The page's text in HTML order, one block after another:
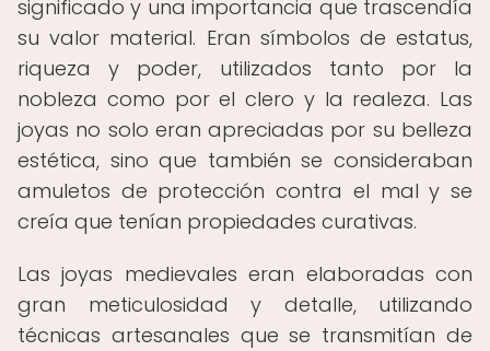
significado y una importancia que trascendía
su valor material. Eran símbolos de estatus,
riqueza y poder, utilizados tanto por la
nobleza como por el clero y la realeza. Las
joyas no solo eran apreciadas por su belleza
estética, sino que también se consideraban
amuletos de protección contra el mal y se
creía que tenían propiedades curativas.
Las joyas medievales eran elaboradas con
gran meticulosidad y detalle, utilizando
técnicas artesanales que se transmitían de